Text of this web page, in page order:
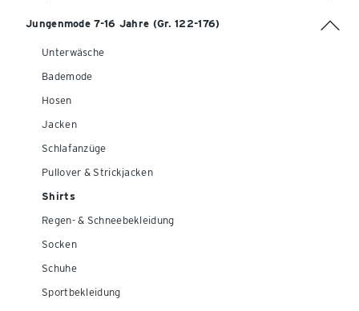
Jungenmode 7-16 Jahre (Gr. 122-176)
Unterwäsche
Bademode
Hosen
Jacken
Schlafanzüge
Pullover & Strickjacken
Shirts
Regen- & Schneebekleidung
Socken
Schuhe
Sportbekleidung